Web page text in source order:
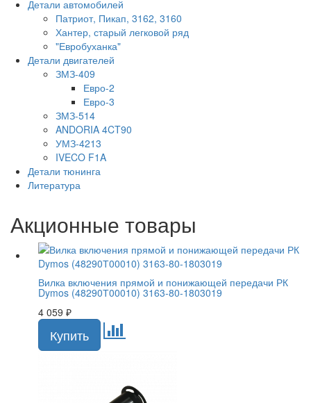
Детали автомобилей
Патриот, Пикап, 3162, 3160
Хантер, старый легковой ряд
"Евробуханка"
Детали двигателей
ЗМЗ-409
Евро-2
Евро-3
ЗМЗ-514
ANDORIA 4CT90
УМЗ-4213
IVECO F1A
Детали тюнинга
Литература
Акционные товары
Вилка включения прямой и понижающей передачи РК
Dymos (48290Т00010) 3163-80-1803019
4 059 ₽